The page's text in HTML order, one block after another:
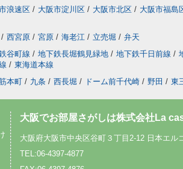
浪速区 / 大阪市淀川区 / 大阪市北区 / 大阪市福島
/ 西宮原 / 宮原 / 海老江 / 立売堀 / 弁天
谷町線 / 地下鉄長堀鶴見緑地 / 地下鉄千日前線 /
/ 東海道本線
本町 / 九条 / 西長堀 / ドーム前千代崎 / 野田 / 東
大阪でお部屋さがしは株式会社La
大阪府大阪市中央区谷町３丁目2-12 日本エル
TEL:06-4397-4877